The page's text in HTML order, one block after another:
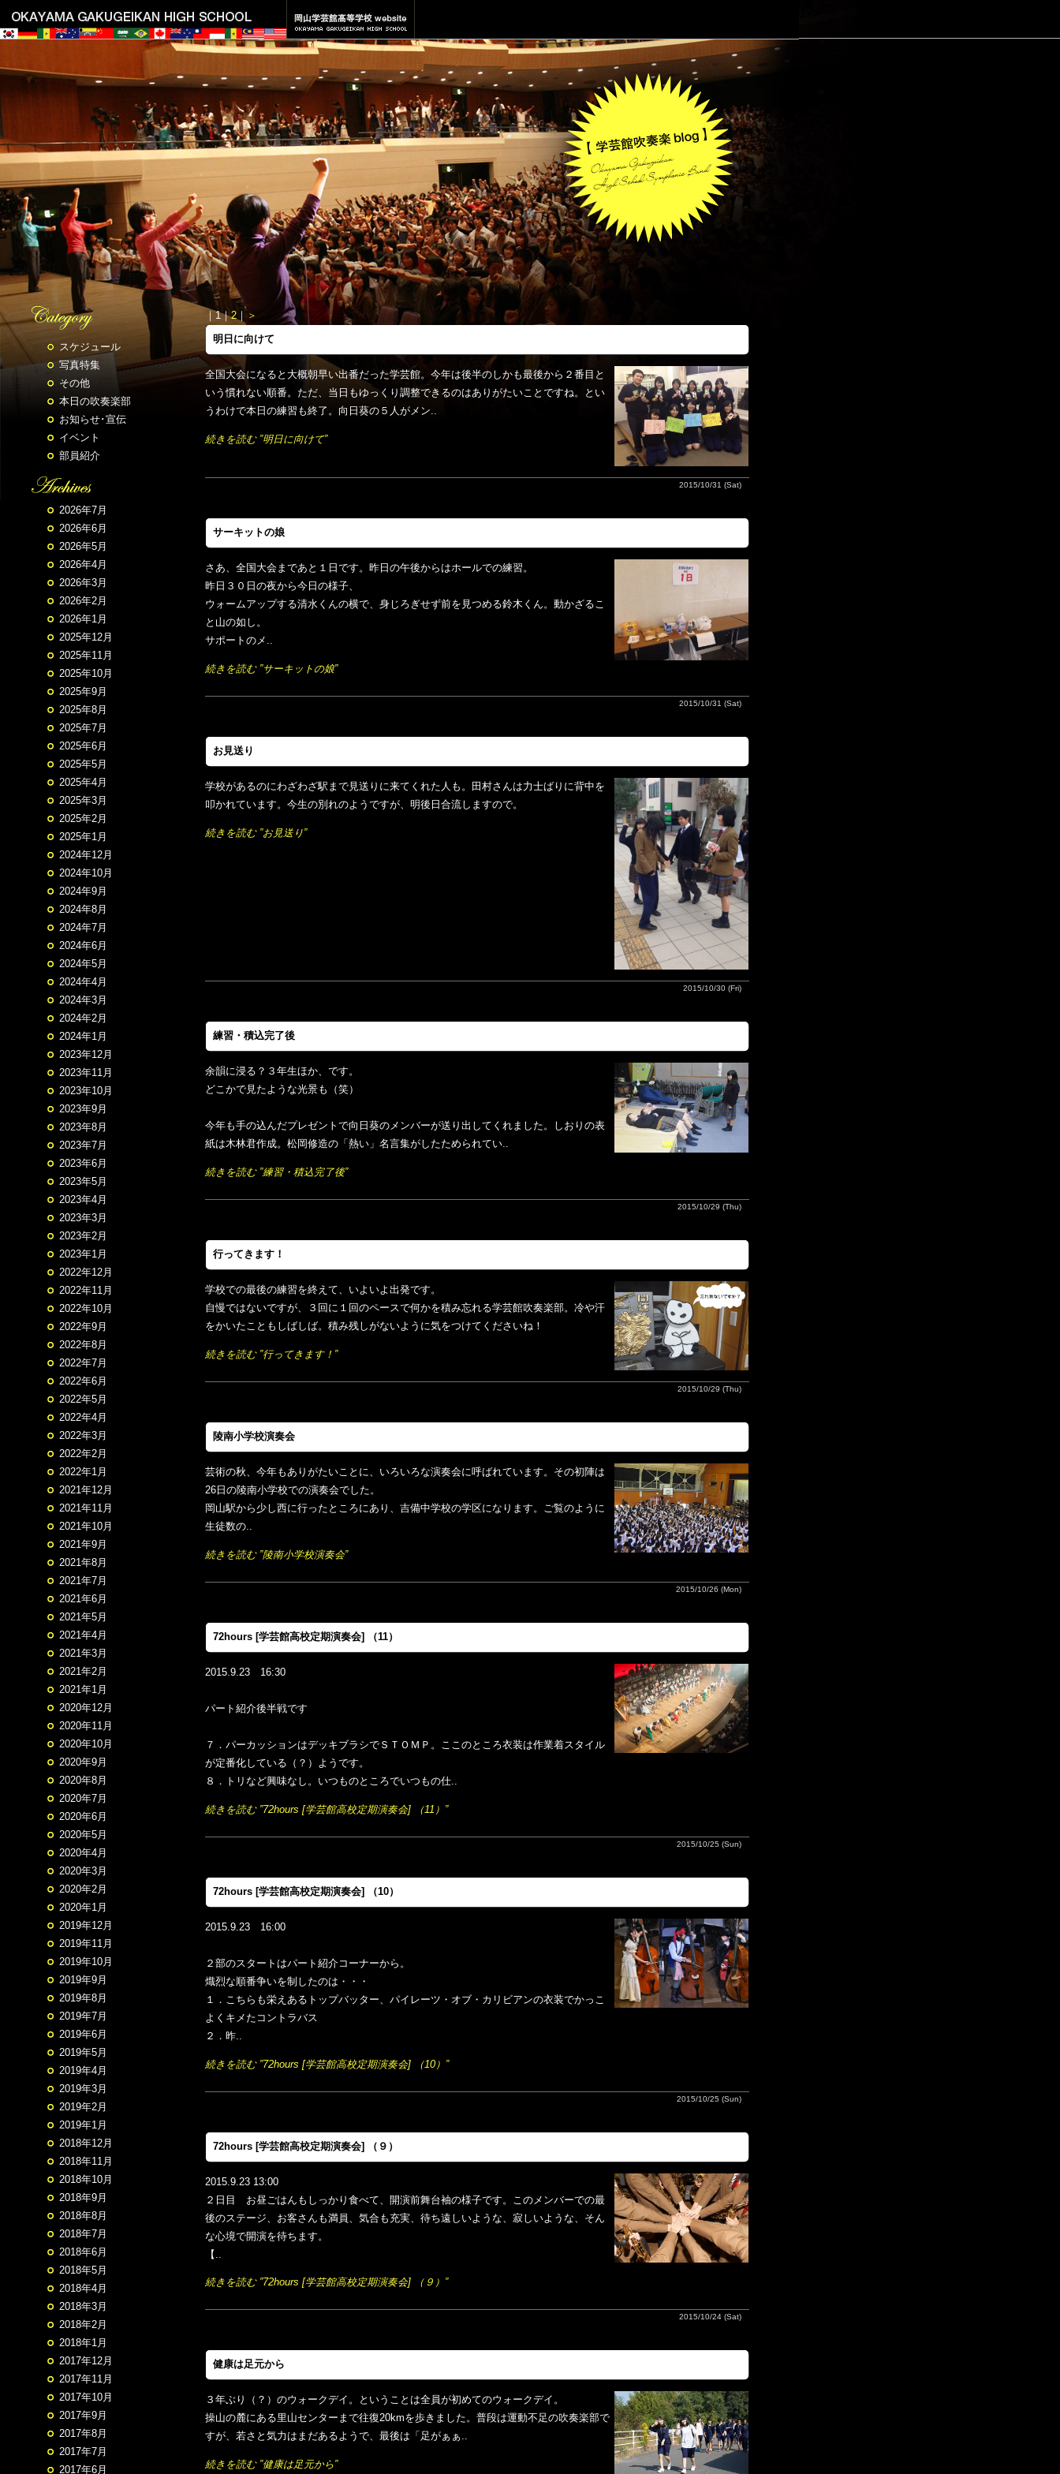
スケジュール
写真特集
その他
本日の吹奏楽部
お知らせ･宣伝
イベント
部員紹介
2026年7月
2026年6月
2026年5月
2026年4月
2026年3月
2026年2月
2026年1月
2025年12月
2025年11月
2025年10月
2025年9月
2025年8月
2025年7月
2025年6月
2025年5月
2025年4月
2025年3月
2025年2月
2025年1月
2024年12月
2024年10月
2024年9月
2024年8月
2024年7月
2024年6月
2024年5月
2024年4月
2024年3月
2024年2月
2024年1月
2023年12月
2023年11月
2023年10月
2023年9月
2023年8月
2023年7月
2023年6月
2023年5月
2023年4月
2023年3月
2023年2月
2023年1月
2022年12月
2022年11月
2022年10月
2022年9月
2022年8月
2022年7月
2022年6月
2022年5月
2022年4月
2022年3月
2022年2月
2022年1月
2021年12月
2021年11月
2021年10月
2021年9月
2021年8月
2021年7月
2021年6月
2021年5月
2021年4月
2021年3月
2021年2月
2021年1月
2020年12月
2020年11月
2020年10月
2020年9月
2020年8月
2020年7月
2020年6月
2020年5月
2020年4月
2020年3月
2020年2月
2020年1月
2019年12月
2019年11月
2019年10月
2019年9月
2019年8月
2019年7月
2019年6月
2019年5月
2019年4月
2019年3月
2019年2月
2019年1月
2018年12月
2018年11月
2018年10月
2018年9月
2018年8月
2018年7月
2018年6月
2018年5月
2018年4月
2018年3月
2018年2月
2018年1月
2017年12月
2017年11月
2017年10月
2017年9月
2017年8月
2017年7月
2017年6月
｜ 1｜2｜ ＞
明日に向けて
全国大会になると大概朝早い出番だった学芸館。今年は後半のしかも最後から２番目と
いう慣れない順番。ただ、当日もゆっくり調整できるのはありがたいことですね。とい
うわけで本日の練習も終了。向日葵の５人がメン..
続きを読む ”明日に向けて”
2015/10/31 (Sat)
サーキットの娘
さあ、全国大会まであと１日です。昨日の午後からはホールでの練習。
昨日３０日の夜から今日の様子、
ウォームアップする清水くんの横で、身じろぎせず前を見つめる鈴木くん。動かざるこ
と山の如し。
サポートのメ..
続きを読む ”サーキットの娘”
2015/10/31 (Sat)
お見送り
学校があるのにわざわざ駅まで見送りに来てくれた人も。田村さんは力士ばりに背中を
叩かれています。今生の別れのようですが、明後日合流しますので。
続きを読む ”お見送り”
2015/10/30 (Fri)
練習・積込完了後
余韻に浸る？３年生ほか、です。
どこかで見たような光景も（笑）
今年も手の込んだプレゼントで向日葵のメンバーが送り出してくれました。しおりの表
紙は木林君作成。松岡修造の「熱い」名言集がしたためられてい..
続きを読む ”練習・積込完了後”
2015/10/29 (Thu)
行ってきます！
学校での最後の練習を終えて、いよいよ出発です。
自慢ではないですが、３回に１回のペースで何かを積み忘れる学芸館吹奏楽部。冷や汗
をかいたこともしばしば。積み残しがないように気をつけてくださいね！
続きを読む ”行ってきます！”
2015/10/29 (Thu)
陵南小学校演奏会
芸術の秋、今年もありがたいことに、いろいろな演奏会に呼ばれています。その初陣は
26日の陵南小学校での演奏会でした。
岡山駅から少し西に行ったところにあり、吉備中学校の学区になります。ご覧のように
生徒数の..
続きを読む ”陵南小学校演奏会”
2015/10/26 (Mon)
72hours [学芸館高校定期演奏会] （11）
2015.9.23 16:30
パート紹介後半戦です
７．パーカッションはデッキブラシでＳＴＯＭＰ。ここのところ衣装は作業着スタイル
が定番化している（？）ようです。
８．トリなど興味なし。いつものところでいつもの仕..
続きを読む ”72hours [学芸館高校定期演奏会] （11）”
2015/10/25 (Sun)
72hours [学芸館高校定期演奏会] （10）
2015.9.23 16:00
２部のスタートはパート紹介コーナーから。
熾烈な順番争いを制したのは・・・
１．こちらも栄えあるトップバッター、パイレーツ・オブ・カリビアンの衣装でかっこ
よくキメたコントラバス
２．昨..
続きを読む ”72hours [学芸館高校定期演奏会] （10）”
2015/10/25 (Sun)
72hours [学芸館高校定期演奏会] （９）
2015.9.23 13:00
２日目 お昼ごはんもしっかり食べて、開演前舞台袖の様子です。このメンバーでの最
後のステージ、お客さんも満員、気合も充実、待ち遠しいような、寂しいような、そん
な心境で開演を待ちます。
【..
続きを読む ”72hours [学芸館高校定期演奏会] （９）”
2015/10/24 (Sat)
健康は足元から
３年ぶり（？）のウォークデイ。ということは全員が初めてのウォークデイ。
操山の麓にある里山センターまで往復20kmを歩きました。普段は運動不足の吹奏楽部で
すが、若さと気力はまだあるようで、最後は「足がぁぁ..
続きを読む ”健康は足元から”